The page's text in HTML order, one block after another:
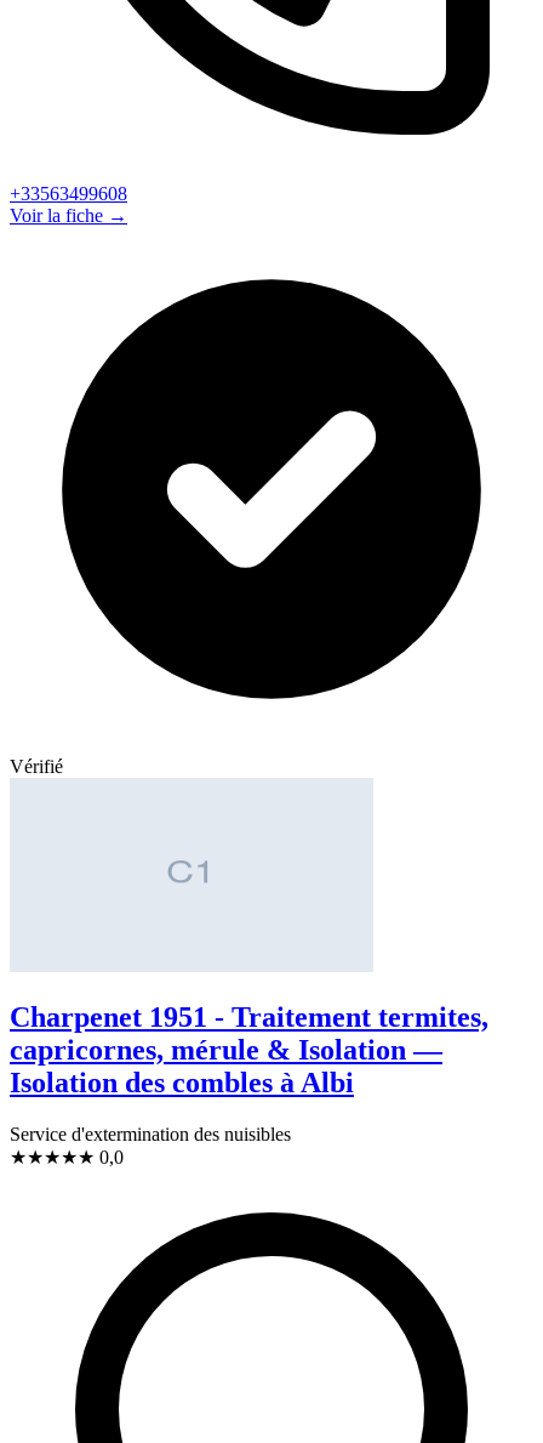
+33563499608
Voir la fiche →
Vérifié
Charpenet 1951 - Traitement termites,
capricornes, mérule & Isolation —
Isolation des combles à Albi
Service d'extermination des nuisibles
★★★★★ 0,0